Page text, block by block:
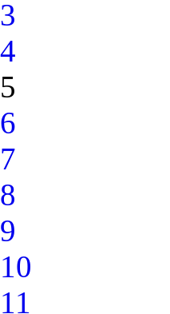
3
4
5
6
7
8
9
10
11